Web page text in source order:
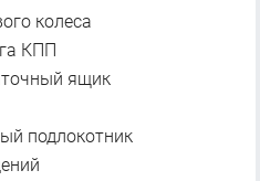
колеса
КПП
ящик
подлокотник